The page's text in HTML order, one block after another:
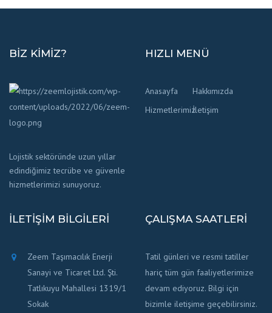
BIZ KIMIZ?
Lojistik sektöründe uzun yıllar
edindiğimiz tecrübe ve güvenle
hizmetlerimizi sunuyoruz.
HIZLI MENÜ
Anasayfa
Hakkımızda
Hizmetlerimizİletişim
İLETIŞIM BILGILERI
Zeem Taşımacılık Enerji
Sanayi ve Ticaret Ltd. Şti.
Tatlıkuyu Mahallesi 1319/1
Sokak
ÇALIŞMA SAATLERI
Tatil günleri ve resmi tatiller
hariç tüm gün faaliyetlerimize
devam ediyoruz. Bilgi için
bizimle iletişime geçebilirsiniz.